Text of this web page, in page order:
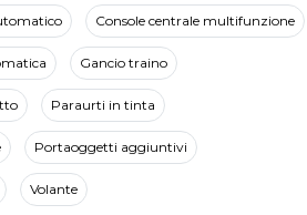
Console centrale multifunzione
Gancio traino
Paraurti in tinta
Portaoggetti aggiuntivi
Volante